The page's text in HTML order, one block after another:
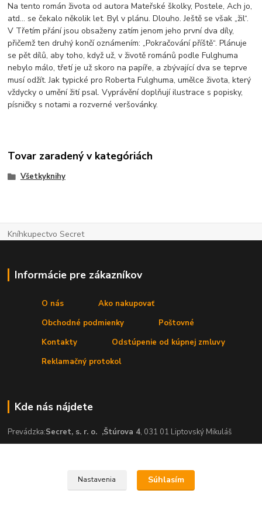
Na tento román života od autora Mateřské školky, Postele, Ach jo,
atd… se čekalo několik let. Byl v plánu. Dlouho. Ještě se však „žil“.
V Třetím přání jsou obsaženy zatím jenom jeho první dva díly,
přičemž ten druhý končí oznámením: „Pokračování příště“. Plánuje
se pět dílů, aby toho, když už, v životě románů podle Fulghuma
nebylo málo, třetí je už skoro na papíře, a zbývající dva se teprve
musí odžít. Jak typické pro Roberta Fulghuma, umělce života, který
vždycky o umění žití psal. Vyprávění doplňují ilustrace s popisky,
písničky s notami a rozverné veršovánky.
Tovar zaradený v kategóriách
Všetkyknihy
Kníhkupectvo Secret
Informácie pre zákazníkov
O nás
Ako nakupovať
Obchodné podmienky
Poštovné
Kontakty
Odstúpenie od kúpnej zmluvy
Reklamačný protokol
Kde nás nájdete
Prevádzka:Secret, s. r. o. ,Štúrova 4, 031 01 Liptovský Mikuláš
Nastavenia Súhlasím